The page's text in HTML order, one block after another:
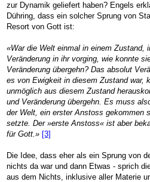
zur Dynamik geliefert haben? Engels
Dühring, dass ein solcher Sprung von
Resort von Gott ist:
«War die Welt einmal in einem Zustand,
Veränderung in ihr vorging, wie konnte
Veränderung übergehn? Das absolut
es von Ewigkeit in diesem Zustand war,
unmöglich aus diesem Zustand
und Veränderung übergehn. Es muss
der Welt, ein erster Anstoss gekommen
setzte. Der »erste Anstoss« ist aber
für Gott.» [3]
Die Idee, dass eher als ein Sprung von
nichts da war und dann Etwas - sprich
aus dem Nichts, inklusive aller Materie